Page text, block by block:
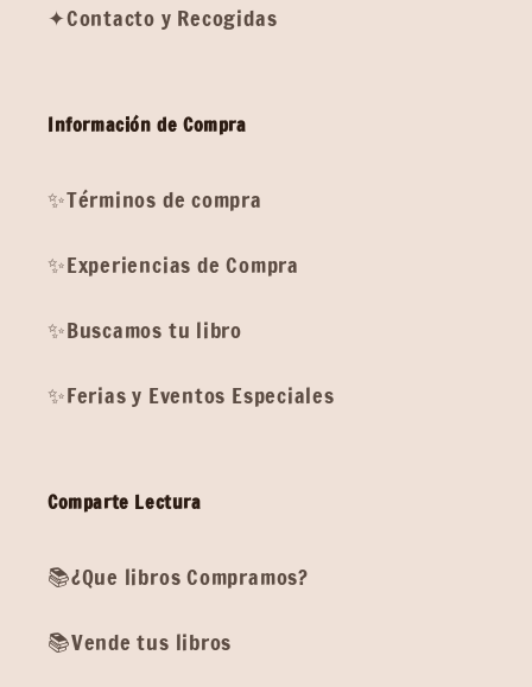
✦Contacto y Recogidas
Información de Compra
✨Términos de compra
✨Experiencias de Compra
✨Buscamos tu libro
✨Ferias y Eventos Especiales
Comparte Lectura
📚¿Que libros Compramos?
📚Vende tus libros